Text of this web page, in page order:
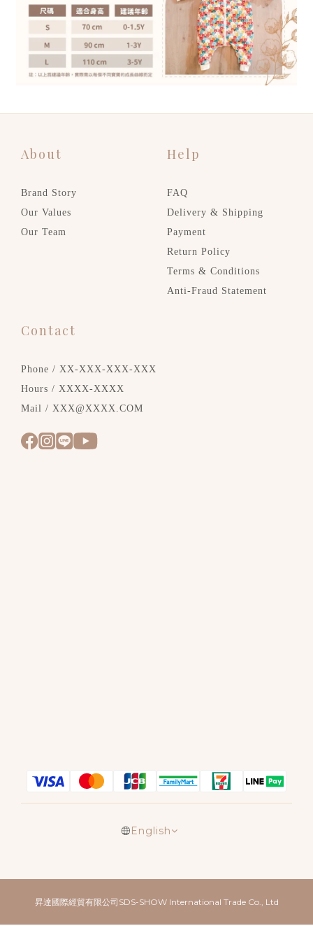
About
Brand Story
Our Values
Our Team
Help
FAQ
Delivery & Shipping
Payment
Return Policy
Terms & Conditions
Anti-Fraud Statement
Contact
Phone / XX-XXX-XXX-XXX
Hours / XXXX-XXXX
Mail / XXX@XXXX.COM
English
昇達國際經貿有限公司SDS-SHOW International Trade Co., Ltd